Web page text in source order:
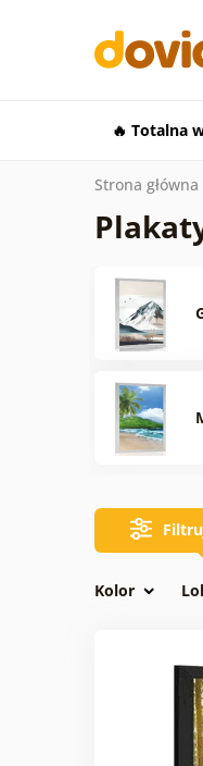
🔥 Totalna
Strona główna
Kolor